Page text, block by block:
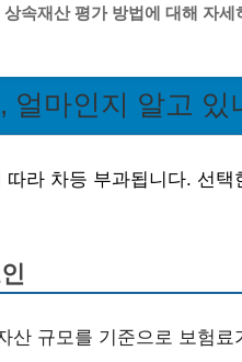
상속재산 평가 방법에 대해 자세
얼마인지 알고 있
라 차등 부과됩니다. 선
산 규모를 기준으로 보험료